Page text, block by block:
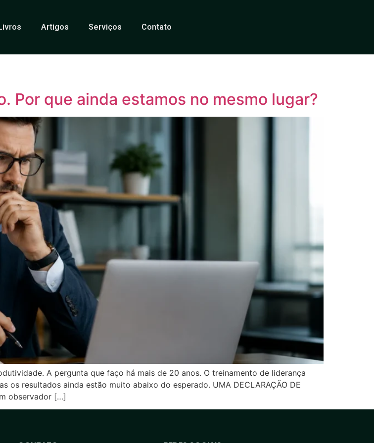
Artigos Serviços Contato
Por que ainda estamos no mesmo lugar?
A pergunta que faço há mais de 20 anos. O treinamento de liderança
os resultados ainda estão muito abaixo do esperado. UMA DECLARAÇÃO DE
observador […]